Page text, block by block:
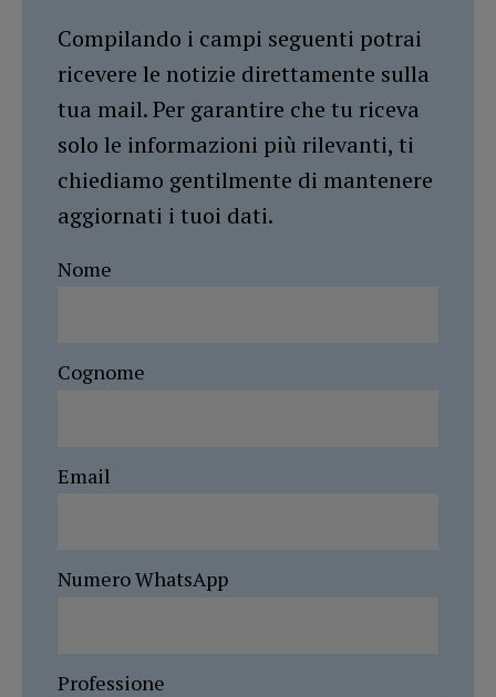
Compilando i campi seguenti potrai
ricevere le notizie direttamente sulla
tua mail. Per garantire che tu riceva
solo le informazioni più rilevanti, ti
chiediamo gentilmente di mantenere
aggiornati i tuoi dati.
Nome
Cognome
Email
Numero WhatsApp
Professione